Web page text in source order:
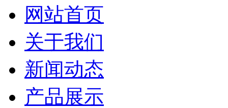
网站首页
关于我们
新闻动态
产品展示